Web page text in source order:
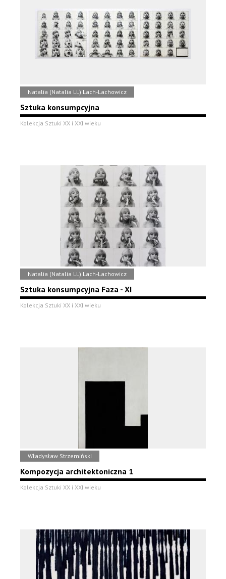
Natalia (Natalia LL) Lach-Lachowicz
Sztuka konsumpcyjna
Kolekcja Sztuki XX i XXI wieku
Natalia (Natalia LL) Lach-Lachowicz
Sztuka konsumpcyjna Faza - XI
Kolekcja Sztuki XX i XXI wieku
Władysław Strzemiński
Kompozycja architektoniczna 1
Kolekcja Sztuki XX i XXI wieku